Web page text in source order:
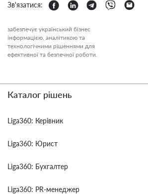
Зв'язатися:
забезпечує український бізнес
інформацією, аналітикою та
технологічними рішеннями для
ефективної та безпечної роботи.
Каталог рішень
Liga360: Керівник
Liga360: Юрист
Liga360: Бухгалтер
Liga360: PR-менеджер